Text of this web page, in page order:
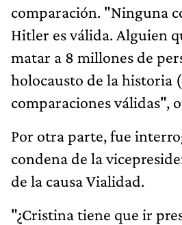
comparación. "Ninguna
Hitler es válida. Alguien
matar a 8 millones de
holocausto de la historia
comparaciones válidas",
Por otra parte, fue
condena de la
de la causa Vialidad.
"¿Cristina tiene que ir